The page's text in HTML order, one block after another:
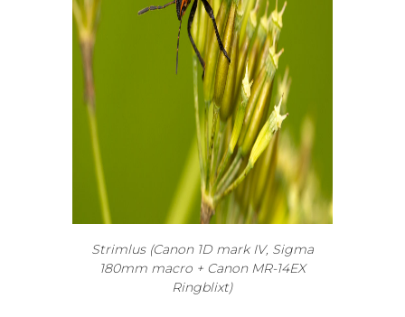
Strimlus (Canon 1D mark IV, Sigma
180mm macro + Canon MR-14EX
Ringblixt)